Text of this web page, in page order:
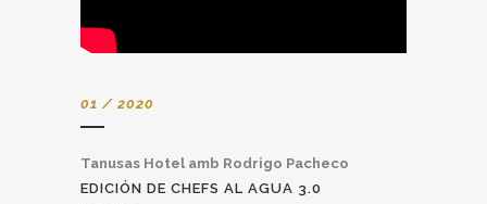
01 / 2020
Tanusas Hotel amb Rodrigo Pacheco
EDICIÓN DE CHEFS AL AGUA 3.0